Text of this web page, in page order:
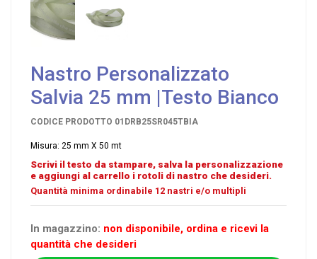
Nastro Personalizzato
Salvia 25 mm |Testo Bianco
CODICE PRODOTTO 01DRB25SR045TBIA
Misura: 25 mm X 50 mt
Scrivi il testo da stampare, salva la personalizzazione
e aggiungi al carrello i rotoli di nastro che desideri.
Quantità minima ordinabile 12 nastri e/o multipli
In magazzino: non disponibile, ordina e ricevi la
quantità che desideri